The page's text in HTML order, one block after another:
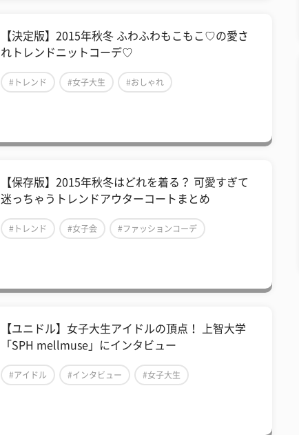
【決定版】2015年秋冬 ふわふわもこもこ♡の愛さ
れトレンドニットコーデ♡
#トレンド #女子大生 #おしゃれ
【保存版】2015年秋冬はどれを着る？ 可愛すぎて
迷っちゃうトレンドアウターコートまとめ
#トレンド #女子会 #ファッションコーデ
【ユニドル】女子大生アイドルの頂点！ 上智大学
「SPH mellmuse」にインタビュー
#アイドル #インタビュー #女子大生